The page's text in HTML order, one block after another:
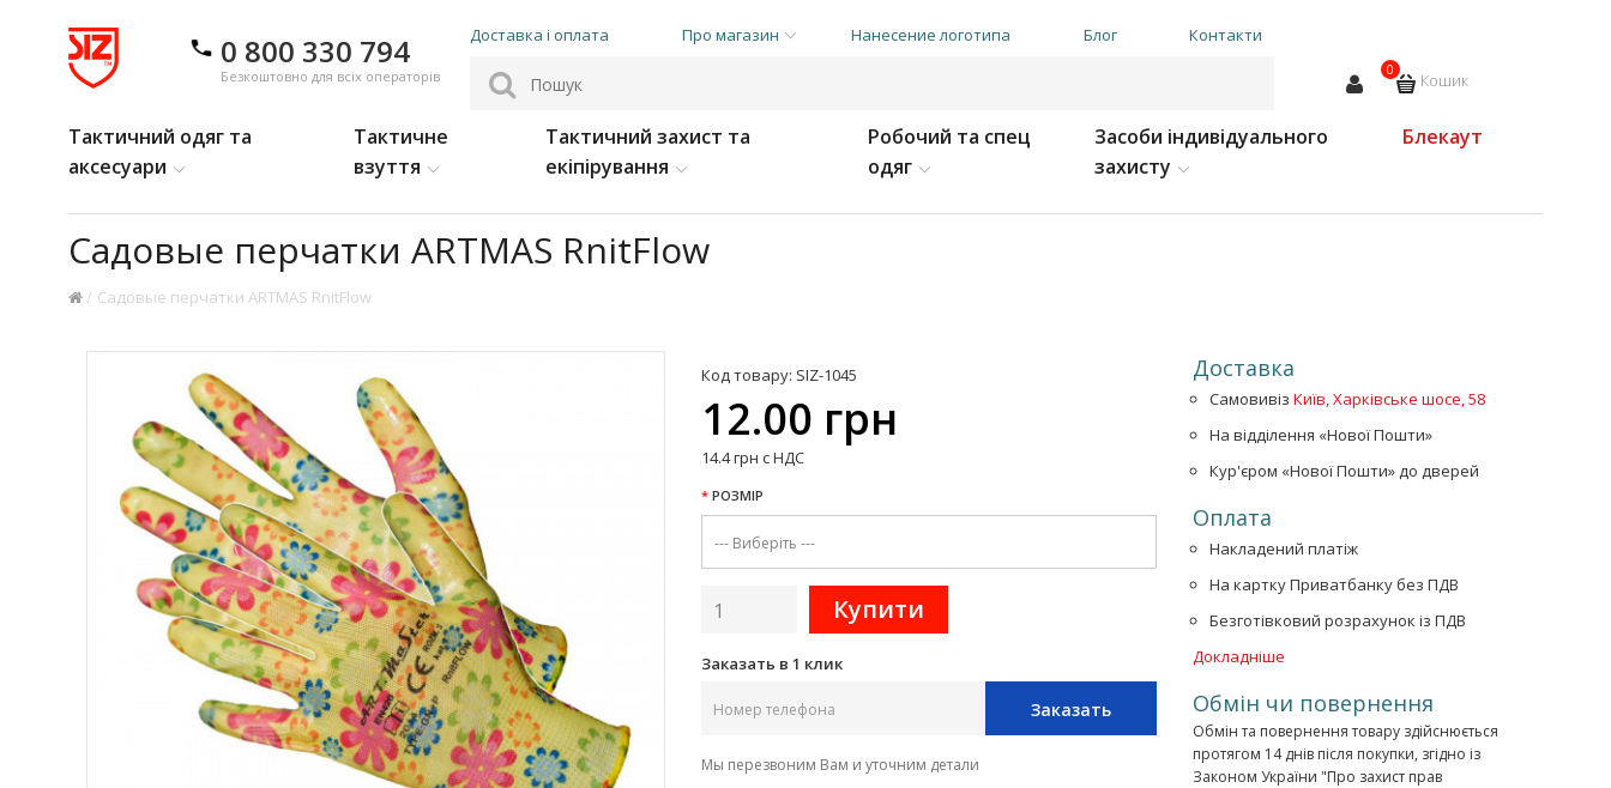
0 800 330 794
Безкоштовно для всіх операторів
Доставка і оплата Про магазин Нанесение логотипа Блог Контакти
0 Кошик
Тактичний одяг та
аксесуари
Тактичне
взуття
Тактичний захист та
екіпірування
Робочий та спец
одяг
Засоби індивідуального
захисту
Блекаут
Садовые перчатки ARTMAS RnitFlow
Садовые перчатки ARTMAS RnitFlow
Код товару: SIZ-1045
12.00 грн
14.4 грн с НДС
РОЗМІР
Заказать в 1 клик
Заказать
Мы перезвоним Вам и уточним детали
Доставка
Самовивіз Київ, Харківське шосе, 58
На відділення «Нової Пошти»
Кур'єром «Нової Пошти» до дверей
Оплата
Накладений платіж
На картку Приватбанку без ПДВ
Безготівковий розрахунок із ПДВ
Докладніше
Обмін чи повернення
Обмін та повернення товару здійснюється
протягом 14 днів після покупки, згідно із
Законом України "Про захист прав